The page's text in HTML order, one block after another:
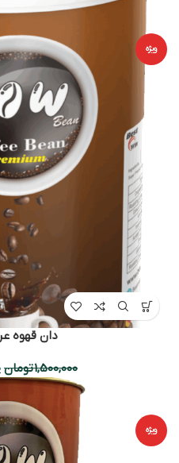
ویژه
دان قهوه
1,500,000تومان
ویژه